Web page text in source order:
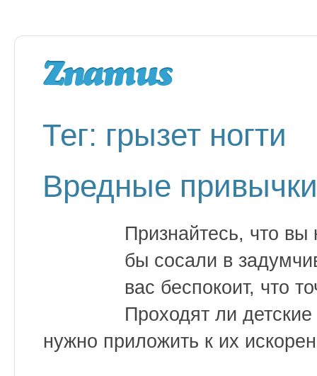
Тег: грызет ногти
Вредные
Признайтесь, что вы
бы сосали в
вас беспокоит, что
Проходят ли
нужно приложить к их